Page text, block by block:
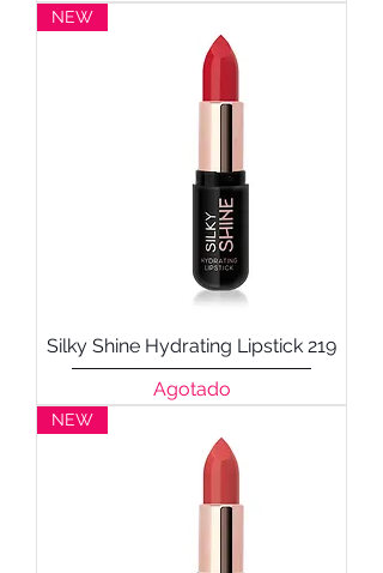
NEW
Silky Shine Hydrating Lipstick 219
Agotado
NEW